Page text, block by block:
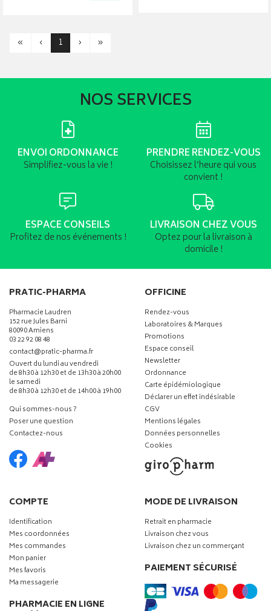
« ‹ 1 › »
NOS SERVICES
ENVOI ORDONNANCE
Simplifiez-vous la vie !
PRENDRE RENDEZ-VOUS
Choisissez l’heure qui vous
convient !
ESPACE CONSEILS
Profitez de nos événements !
LIVRAISON CHEZ VOUS
Optez pour la livraison à
domicile !
PRATIC-PHARMA
Pharmacie Laudren
152 rue Jules Barni
80090 Amiens
03 22 92 08 48
contact-
@-
pratic-pharma.fr
Ouvert du lundi au vendredi
de 8h30 à 12h30 et de 13h30 à 20h00
le samedi
de 8h30 à 12h30 et de 14h00 à 19h00
Qui sommes-nous ?
Poser une question
Contactez-nous
OFFICINE
Rendez-vous
Laboratoires & Marques
Promotions
Espace conseil
Newsletter
Ordonnance
Carte épidémiologique
Déclarer un effet indésirable
CGV
Mentions légales
Données personnelles
Cookies
COMPTE
Identification
Mes coordonnées
Mes commandes
Mon panier
Mes favoris
Ma messagerie
PHARMACIE EN LIGNE
MODE DE LIVRAISON
Retrait en pharmacie
Livraison chez vous
Livraison chez un commerçant
PAIEMENT SÉCURISÉ